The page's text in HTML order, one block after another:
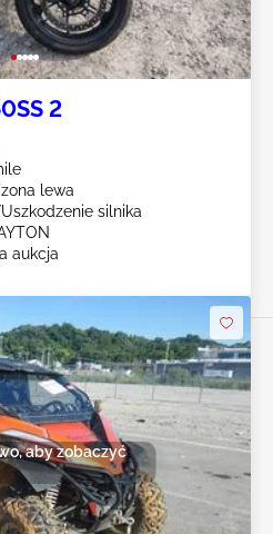
2
lewa
silnika
aukcja
aby zobaczyć